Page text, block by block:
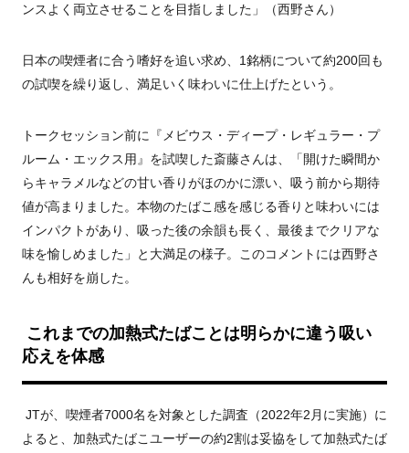
ンスよく両立させることを目指しました」（西野さん）
日本の喫煙者に合う嗜好を追い求め、1銘柄について約200回も
の試喫を繰り返し、満足いく味わいに仕上げたという。
トークセッション前に『メビウス・ディープ・レギュラー・プ
ルーム・エックス用』を試喫した斎藤さんは、「開けた瞬間か
らキャラメルなどの甘い香りがほのかに漂い、吸う前から期待
値が高まりました。本物のたばこ感を感じる香りと味わいには
インパクトがあり、吸った後の余韻も長く、最後までクリアな
味を愉しめました」と大満足の様子。このコメントには西野さ
んも相好を崩した。
これまでの加熱式たばことは明らかに違う吸い
応えを体感
JTが、喫煙者7000名を対象とした調査（2022年2 月に実施）に
よると、加熱式たばこユーザーの約2割は妥協をして加熱式たば